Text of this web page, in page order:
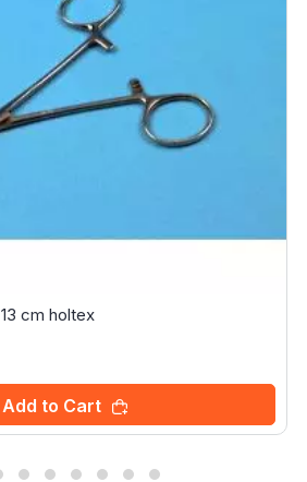
cm holtex
Add to Cart